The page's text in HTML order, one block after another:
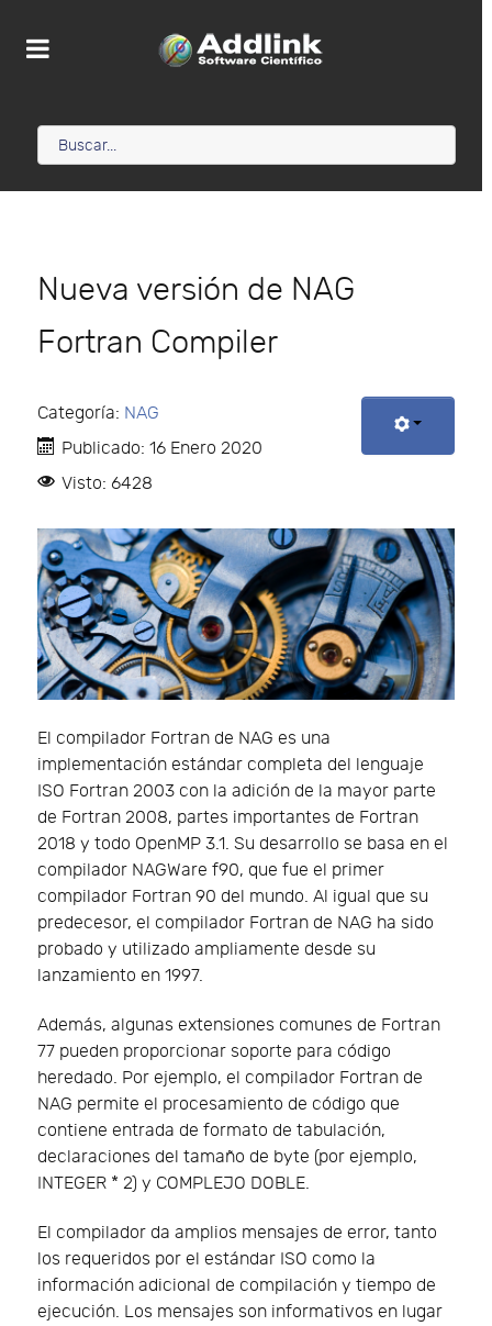
Nueva versión de NAG
Fortran Compiler
Categoría: NAG
Publicado: 16 Enero 2020
Visto: 6428
El compilador Fortran de NAG es una
implementación estándar completa del lenguaje
ISO Fortran 2003 con la adición de la mayor parte
de Fortran 2008, partes importantes de Fortran
2018 y todo OpenMP 3.1. Su desarrollo se basa en el
compilador NAGWare f90, que fue el primer
compilador Fortran 90 del mundo. Al igual que su
predecesor, el compilador Fortran de NAG ha sido
probado y utilizado ampliamente desde su
lanzamiento en 1997.
Además, algunas extensiones comunes de Fortran
77 pueden proporcionar soporte para código
heredado. Por ejemplo, el compilador Fortran de
NAG permite el procesamiento de código que
contiene entrada de formato de tabulación,
declaraciones del tamaño de byte (por ejemplo,
INTEGER * 2) y COMPLEJO DOBLE.
El compilador da amplios mensajes de error, tanto
los requeridos por el estándar ISO como la
información adicional de compilación y tiempo de
ejecución. Los mensajes son informativos en lugar